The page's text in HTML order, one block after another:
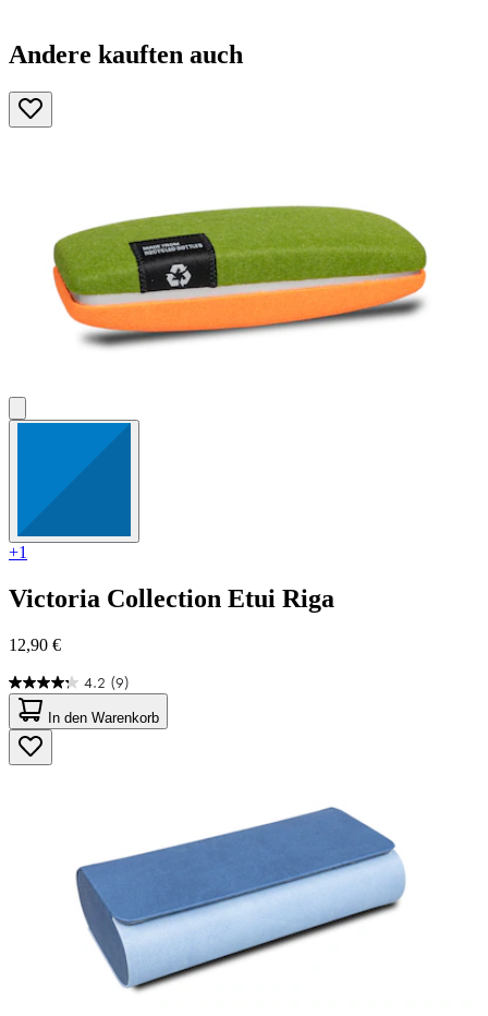
Andere kauften auch
+1
Victoria Collection Etui Riga
12,90 €
4.2 (9)
4.2
von
5
Sternen.
9
In den Warenkorb